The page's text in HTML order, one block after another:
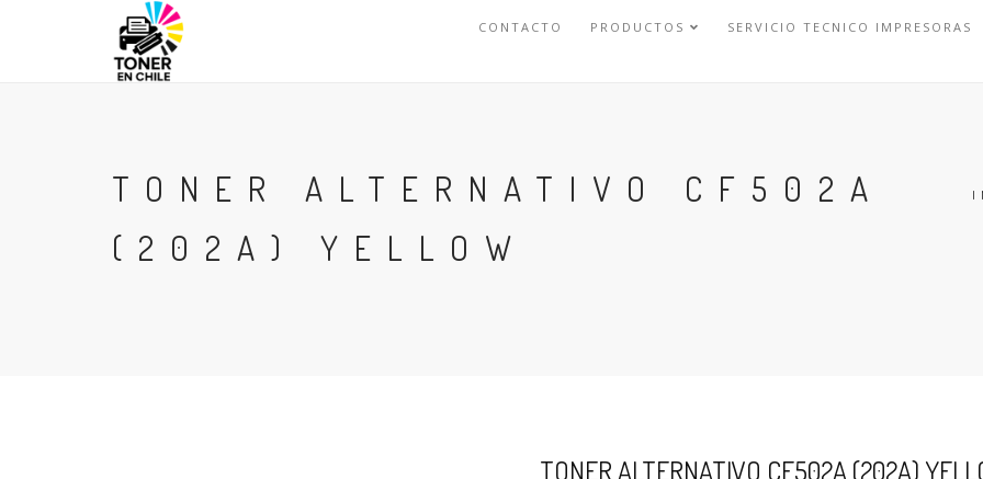
CONTACTO PRODUCTOS SERVICIO TECNICO IMPRESORAS
TONER ALTERNATIVO CF502A
(202A) YELLOW
TONER ALTERNATIVO CF502A (202A)